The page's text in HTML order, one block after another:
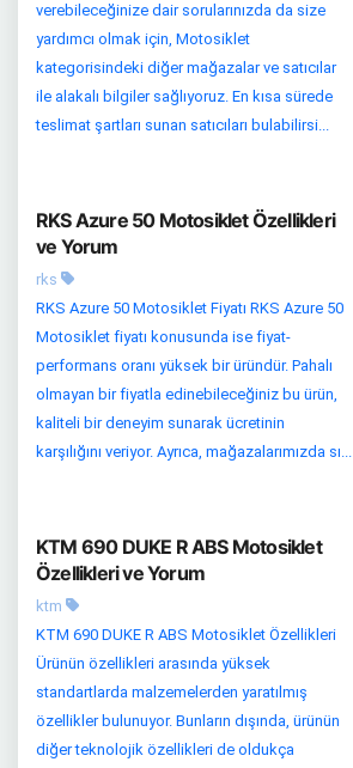
verebileceğinize dair sorularınızda da size
yardımcı olmak için, Motosiklet
kategorisindeki diğer mağazalar ve satıcılar
ile alakalı bilgiler sağlıyoruz. En kısa sürede
teslimat şartları sunan satıcıları bulabilirsi...
RKS Azure 50 Motosiklet Özellikleri
ve Yorum
rks
RKS Azure 50 Motosiklet Fiyatı RKS Azure 50
Motosiklet fiyatı konusunda ise fiyat-
performans oranı yüksek bir üründür. Pahalı
olmayan bir fiyatla edinebileceğiniz bu ürün,
kaliteli bir deneyim sunarak ücretinin
karşılığını veriyor. Ayrıca, mağazalarımızda sı...
KTM 690 DUKE R ABS Motosiklet
Özellikleri ve Yorum
ktm
KTM 690 DUKE R ABS Motosiklet Özellikleri
Ürünün özellikleri arasında yüksek
standartlarda malzemelerden yaratılmış
özellikler bulunuyor. Bunların dışında, ürünün
diğer teknolojik özellikleri de oldukça